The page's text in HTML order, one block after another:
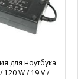
для ноутбука
120 W / 19 V /